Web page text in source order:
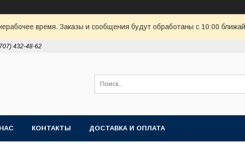
время. Заказы и сообщения будут обработаны с 10:00
432-48-62
КОНТАКТЫ ДОСТАВКА И ОПЛАТА